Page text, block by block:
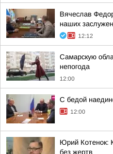
Вячеслав
наших
12:12
Самарскую
непогода
12:00
С бедой
12:00
Юрий Котенок:
без жертв